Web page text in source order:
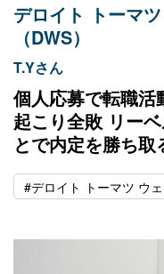
デロイト トーマ
（DWS）
T.Yさん
個人応募で転職活
起こり全敗 リー
とで内定を勝ち取
#デロイト トーマツ ウ